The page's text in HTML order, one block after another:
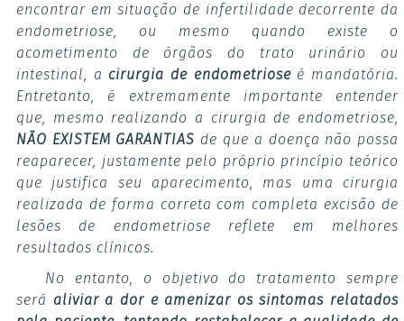
encontrar em situação de infertilidade decorrente da
endometriose, ou mesmo quando existe o
acometimento de órgãos do trato urinário ou
intestinal, a cirurgia de endometrioseé mandatória.
Entretanto, é extremamente importante entender
que, mesmo realizando a cirurgia de endometriose,
NÃO EXISTEM GARANTIAS de que a doença não possa
reaparecer, justamente pelo próprio princípio teórico
que justifica seu aparecimento, mas uma cirurgia
realizada de forma correta com completa excisão de
lesões de endometriose reflete em melhores
resultados clínicos.
No entanto, o objetivo do tratamento sempre
será aliviar a dor e amenizar os sintomas relatados